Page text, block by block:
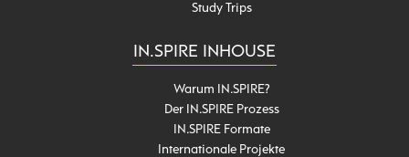
Study Trips
IN.SPIRE INHOUSE
Warum IN.SPIRE?
Der IN.SPIRE Prozess
IN.SPIRE Formate
Internationale Projekte